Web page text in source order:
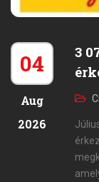
04
Aug
2026
3